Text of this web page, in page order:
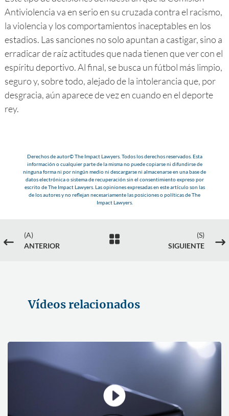
Antiviolencia va en serio en su cruzada contra el racismo,
la violencia y los comportamientos inaceptables en los
estadios. Las sanciones no solo apuntan a castigar, sino a
erradicar de raíz actitudes que nada tienen que ver con el
espíritu deportivo. Al final, se busca un fútbol más limpio,
seguro y, sobre todo, alejado de la intolerancia que, por
desgracia, aún aparece de vez en cuando en el deporte
rey.
Derechos de autor© The Impact Lawyers. Todos los derechos reservados. Esta
información o cualquier parte de la misma no puede copiarse ni difundirse de
ninguna forma ni por ningún medio ni descargarse ni almacenarse en una base de
datos electrónica o sistema de recuperación sin el consentimiento expreso por
escrito de The Impact Lawyers. Las opiniones expresadas en este artículo son las
de los autores y no reflejan necesariamente las posiciones o políticas de The
Impact Lawyers.
#
(A)
ANTERIOR

(S)
SIGUIENTE
$
Vídeos relacionados